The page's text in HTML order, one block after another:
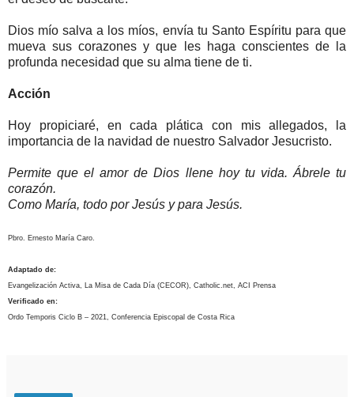
Dios mío salva a los míos, envía tu Santo Espíritu para que
mueva sus corazones y que les haga conscientes de la
profunda necesidad que su alma tiene de ti.
Acción
Hoy propiciaré, en cada plática con mis allegados, la
importancia de la navidad de nuestro Salvador Jesucristo.
Permite que el amor de Dios llene hoy tu vida. Ábrele tu
corazón.
Como María, todo por Jesús y para Jesús.
Pbro. Ernesto María Caro.
Adaptado de:
Evangelización Activa, La Misa de Cada Día (CECOR), Catholic.net, ACI Prensa
Verificado en:
Ordo Temporis Ciclo B – 2021, Conferencia Episcopal de Costa Rica